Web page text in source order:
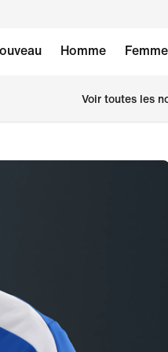
Homme Femme
Voir toutes les